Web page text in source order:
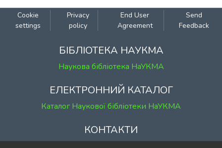
Cookie
settings
Privacy
policy
End User
Agreement
Send
Feedback
БІБЛІОТЕКА НАУКМА
Наукова бібліотека НаУКМА
ЕЛЕКТРОННИЙ КАТАЛОГ
Каталог Наукової бібліотеки НаУКМА
КОНТАКТИ